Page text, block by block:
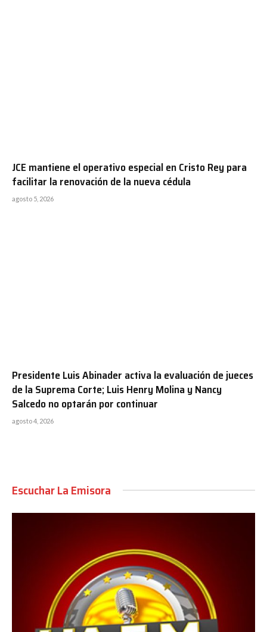
JCE mantiene el operativo especial en Cristo Rey para
facilitar la renovación de la nueva cédula
agosto 5, 2026
Presidente Luis Abinader activa la evaluación de jueces
de la Suprema Corte; Luis Henry Molina y Nancy
Salcedo no optarán por continuar
agosto 4, 2026
Escuchar La Emisora